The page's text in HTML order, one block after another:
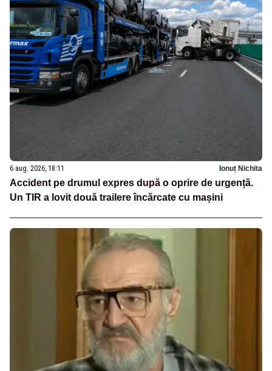
6 aug. 2026, 18:11 Ionuț Nichita
Accident pe drumul expres după o oprire de urgență.
Un TIR a lovit două trailere încărcate cu mașini